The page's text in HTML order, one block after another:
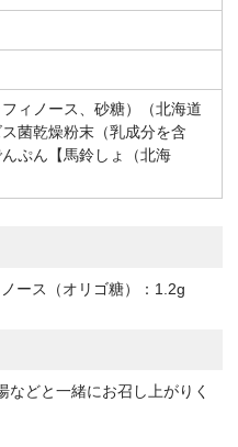
ィノース、砂糖）（北海道
菌乾燥粉末（乳成分を含
ぷん【馬鈴しょ（北海
ース（オリゴ糖）：1.2g
どと一緒にお召し上がりく